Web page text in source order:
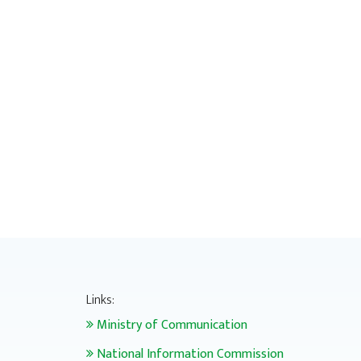
Links:
Ministry of Communication
National Information Commission